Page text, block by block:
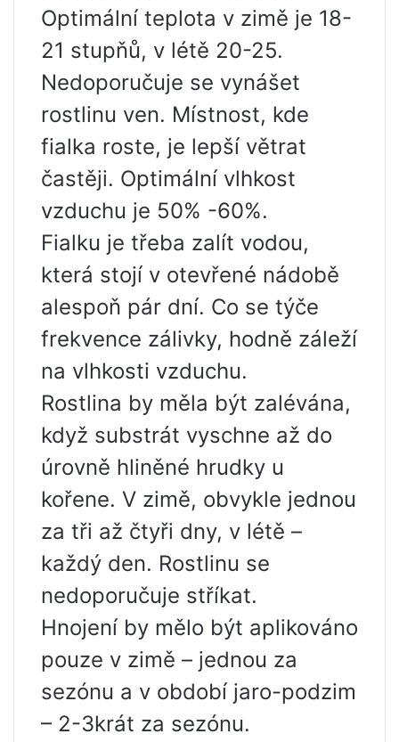
Optimální teplota v zimě je 18-
21 stupňů, v létě 20-25.
Nedoporučuje se vynášet
rostlinu ven. Místnost, kde
fialka roste, je lepší větrat
častěji. Optimální vlhkost
vzduchu je 50% -60%.
Fialku je třeba zalít vodou,
která stojí v otevřené nádobě
alespoň pár dní. Co se týče
frekvence zálivky, hodně záleží
na vlhkosti vzduchu.
Rostlina by měla být zalévána,
když substrát vyschne až do
úrovně hliněné hrudky u
kořene. V zimě, obvykle jednou
za tři až čtyři dny, v létě –
každý den. Rostlinu se
nedoporučuje stříkat.
Hnojení by mělo být aplikováno
pouze v zimě – jednou za
sezónu a v období jaro-podzim
– 2-3krát za sezónu.